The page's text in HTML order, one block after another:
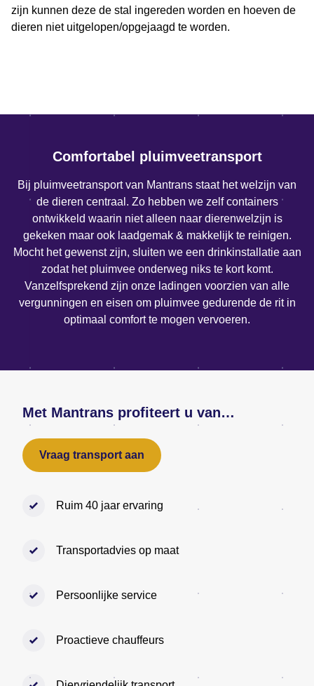
zijn kunnen deze de stal ingereden worden en hoeven de
dieren niet uitgelopen/opgejaagd te worden.
Comfortabel pluimveetransport
Bij pluimveetransport van Mantrans staat het welzijn van
de dieren centraal. Zo hebben we zelf containers
ontwikkeld waarin niet alleen naar dierenwelzijn is
gekeken maar ook laadgemak & makkelijk te reinigen.
Mocht het gewenst zijn, sluiten we een drinkinstallatie aan
zodat het pluimvee onderweg niks te kort komt.
Vanzelfsprekend zijn onze ladingen voorzien van alle
vergunningen en eisen om pluimvee gedurende de rit in
optimaal comfort te mogen vervoeren.
Met Mantrans profiteert u van…
Vraag transport aan
Ruim 40 jaar ervaring
Transportadvies op maat
Persoonlijke service
Proactieve chauffeurs